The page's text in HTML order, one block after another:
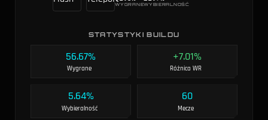
WYGRANEWYBIERALNOŚĆ
STATYSTYKI BUILDU
56.67%
Wygrane
+7.01%
Różnica WR
5.64%
Wybieralność
60
Mecze